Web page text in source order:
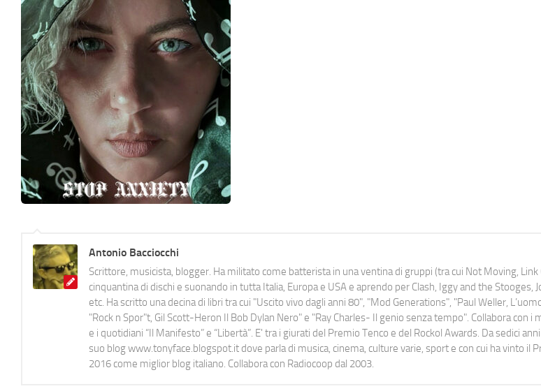
Antonio Bacciocchi
Scrittore, musicista, blogger. Ha militato come batterista in una ventina di gruppi (tra cui Not Moving,
cinquantina di dischi e suonando in tutta Italia, Europa e USA e aprendo per Clash, Iggy and the Stooges,
etc. Ha scritto una decina di libri tra cui "Uscito vivo dagli anni 80", "Mod Generations", "Paul Weller,
"Rock n Spor"t, Gil Scott-Heron Il Bob Dylan Nero" e "Ray Charles- Il genio senza tempo". Collabora con i
e i quotidiani “Il Manifesto” e “Libertà”. E' tra i giurati del Premio Tenco e del Rockol Awards. Da sedici
suo blog www.tonyface.blogspot.it dove parla di musica, cinema, culture varie, sport e con cui ha vinto il
2016 come miglior blog italiano. Collabora con Radiocoop dal 2003.